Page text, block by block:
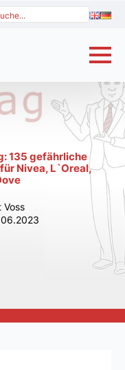
135 gefährliche
Nivea, L`Oreal,
Voss